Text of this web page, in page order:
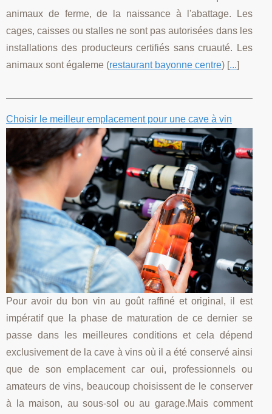
animaux de ferme, de la naissance à l'abattage. Les
cages, caisses ou stalles ne sont pas autorisées dans les
installations des producteurs certifiés sans cruauté. Les
animaux sont égaleme (restaurant bayonne centre) [...]
Choisir le meilleur emplacement pour une cave à vin
Pour avoir du bon vin au goût raffiné et original, il est
impératif que la phase de maturation de ce dernier se
passe dans les meilleures conditions et cela dépend
exclusivement de la cave à vins où il a été conservé ainsi
que de son emplacement car oui, professionnels ou
amateurs de vins, beaucoup choisissent de le conserver
à la maison, au sous-sol ou au garage.Mais comment